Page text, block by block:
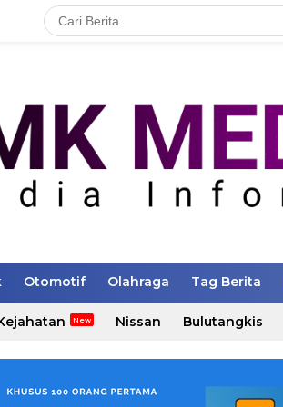
Otomotif Olahraga Tag Berita
Nissan Bulutangkis